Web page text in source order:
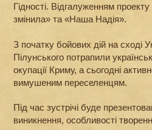
Гідності. Відгалуженням
змінила» та «Наша Надія».
З початку бойових дій на сході
Пілунського потрапили
окупації Криму, а сьогодні
вимушеним переселенцям.
Під час зустрічі буде
виникнення, особливості